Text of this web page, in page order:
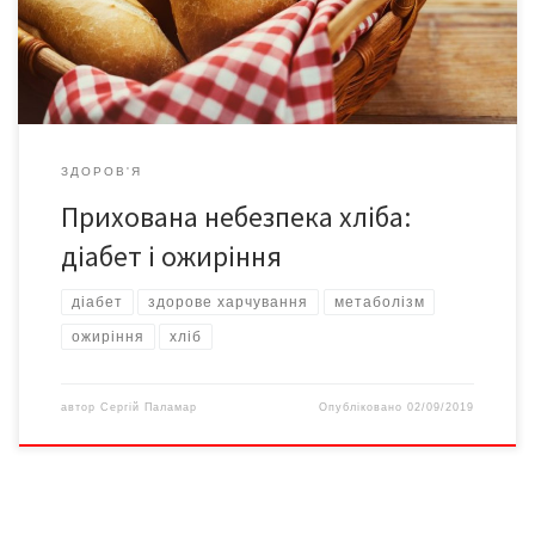
newsyou.info. В лабораторних гризунів, яким вводили
пропіонат, різко активізувалася симпатична нервова система
і, як наслідок, зростав рівень […]
ЗДОРОВ'Я
Прихована небезпека хліба:
діабет і ожиріння
діабет здорове харчування метаболізм
ожиріння хліб
автор Сергій Паламар Опубліковано02/09/2019